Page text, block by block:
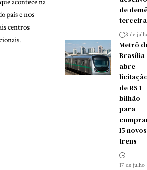
acontece na
país e nos
centros
de
8 de
Metrô
Brasília
abre
de R$ 1
bilhão
para
15 novos
trens
17 de julho